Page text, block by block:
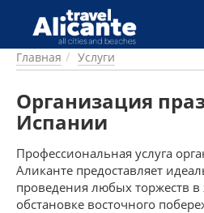
Перейти к основному содержанию
ГОРОДА
ПИТАНИЕ
ПРОЖИВАНИЕ
ПЛЯЖИ
КЕМПИНГ
Главная Услуги
Организация
Испании
Профессиональная услуга
Аликанте предоставляет
проведения любых торжеств
обстановке восточного